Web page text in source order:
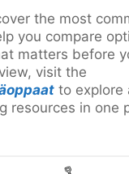
the most
you compare
matters before
visit the
to explore
resources in one